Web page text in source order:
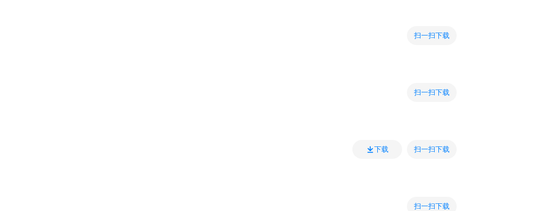
扫一扫下载
扫一扫下载
下载 扫一扫下载
扫一扫下载